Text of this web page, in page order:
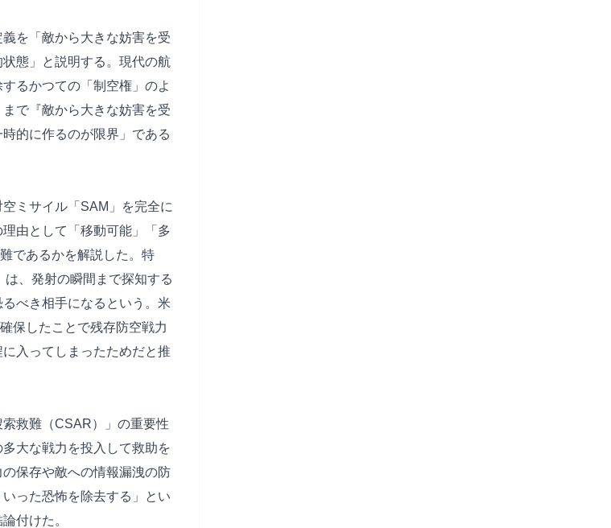
を「敵から大きな妨害を受
態」と説明する。現代の航
るかつての「制空権」のよ
で『敵から大きな妨害を受
的に作るのが限界」である
ミサイル「SAM」を完全に
由として「移動可能」「多
であるかを解説した。特
、発射の瞬間まで探知する
べき相手になるという。米
保したことで残存防空戦力
入ってしまったためだと推
救難（CSAR）」の重要性
大な戦力を投入して救助を
保存や敵への情報漏洩の防
った恐怖を除去する」とい
付けた。